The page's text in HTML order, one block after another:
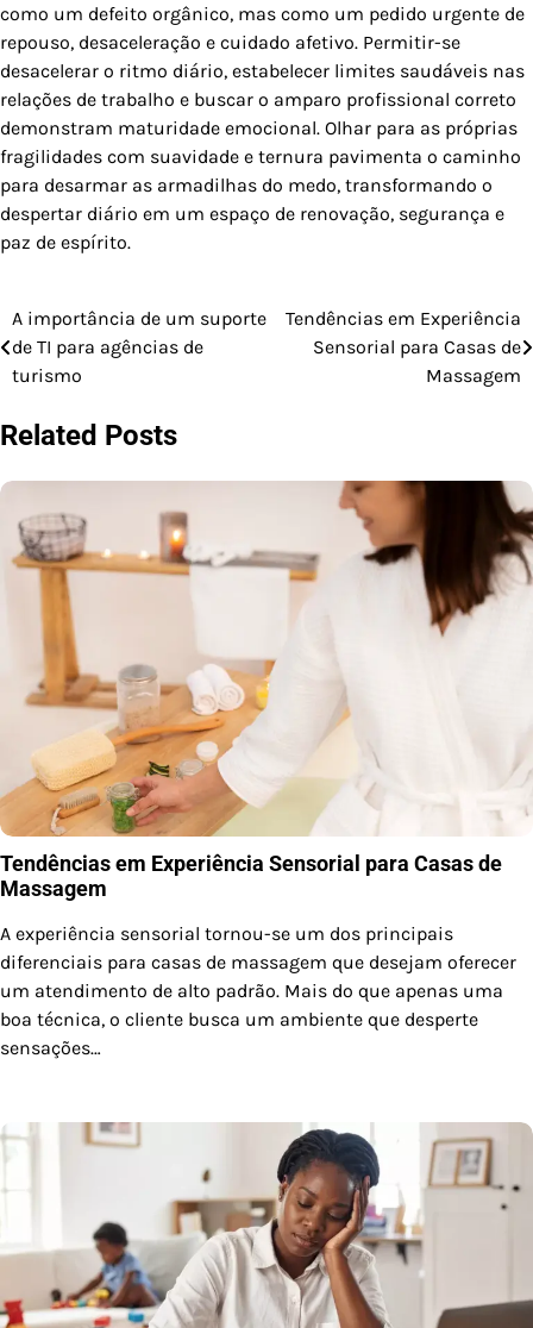
como um defeito orgânico, mas como um pedido urgente de
repouso, desaceleração e cuidado afetivo. Permitir-se
desacelerar o ritmo diário, estabelecer limites saudáveis nas
relações de trabalho e buscar o amparo profissional correto
demonstram maturidade emocional. Olhar para as próprias
fragilidades com suavidade e ternura pavimenta o caminho
para desarmar as armadilhas do medo, transformando o
despertar diário em um espaço de renovação, segurança e
paz de espírito.
Navegação
de
A importância de um suporte
de TI para agências de
turismo
Tendências em Experiência
Sensorial para Casas de
Massagem
Related Posts
Tendências em Experiência Sensorial para Casas de
Massagem
A experiência sensorial tornou-se um dos principais
diferenciais para casas de massagem que desejam oferecer
um atendimento de alto padrão. Mais do que apenas uma
boa técnica, o cliente busca um ambiente que desperte
sensações…